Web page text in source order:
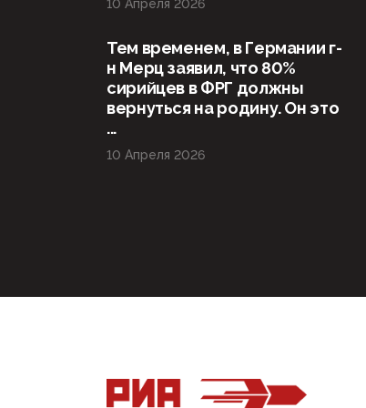
10 Апреля 2026
Тем временем, в Германии г-
н Мерц заявил, что 80%
сирийцев в ФРГ должны
вернуться на родину. Он это
...
10 Апреля 2026